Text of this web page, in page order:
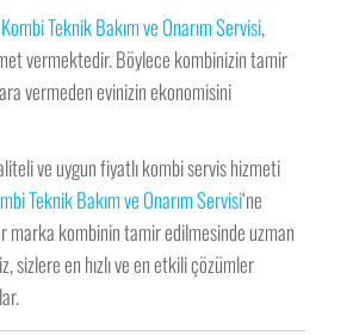
Teknik Bakım ve Onarım Servisi,
vermektedir. Böylece kombinizin tamir
vermeden evinizin ekonomisini
ve uygun fiyatlı kombi servis hizmeti
Teknik Bakım ve Onarım Servisi‘ne
marka kombinin tamir edilmesinde uzman
sizlere en hızlı ve en etkili çözümler